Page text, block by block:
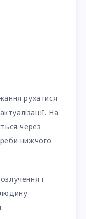
рухатися
На
через
нижчого
і